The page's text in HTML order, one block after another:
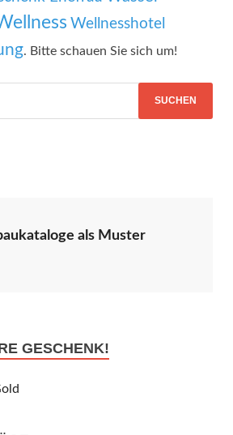
Wellnesshotel
. Bitte schauen Sie sich um!
als Muster
GESCHENK!